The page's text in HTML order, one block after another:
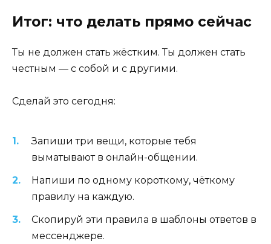
Итог: что делать прямо сейчас
Ты не должен стать жёстким. Ты должен стать
честным — с собой и с другими.
Сделай это сегодня:
Запиши три вещи, которые тебя
выматывают в онлайн-общении.
Напиши по одному короткому, чёткому
правилу на каждую.
Скопируй эти правила в шаблоны ответов в
мессенджере.